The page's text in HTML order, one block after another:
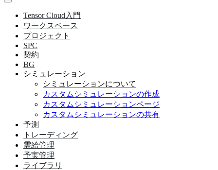
Tensor Cloud入門
ワークスペース
プロジェクト
SPC
契約
BG
シミュレーション
シミュレーションについて
カスタムシミュレーションの作成
カスタムシミュレーションページ
カスタムシミュレーションの共有
予測
トレーディング
需給管理
予実管理
ライブラリ